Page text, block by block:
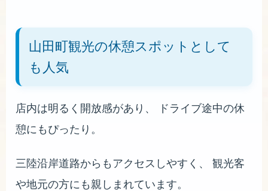
山田町観光の休憩スポットとして
も人気
店内は明るく開放感があり、 ドライブ途中の休
憩にもぴったり。
三陸沿岸道路からもアクセスしやすく、 観光客
や地元の方にも親しまれています。